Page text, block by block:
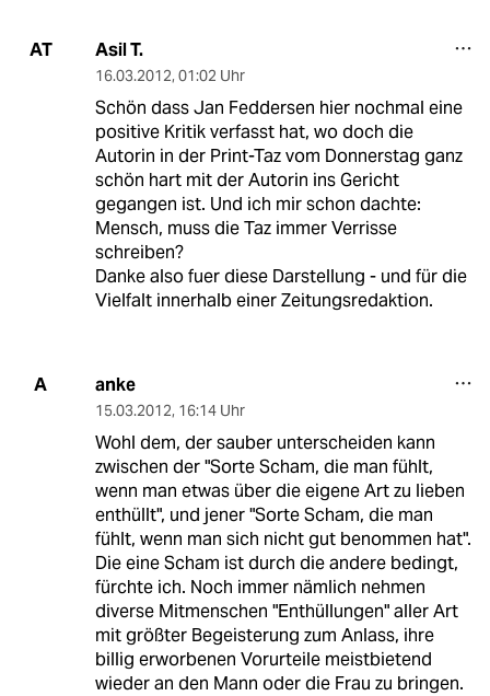
AT Asil T.
16.03.2012, 01:02 Uhr
Schön dass Jan Feddersen hier nochmal eine
positive Kritik verfasst hat, wo doch die
Autorin in der Print-Taz vom Donnerstag ganz
schön hart mit der Autorin ins Gericht
gegangen ist. Und ich mir schon dachte:
Mensch, muss die Taz immer Verrisse
schreiben?
Danke also fuer diese Darstellung - und für die
Vielfalt innerhalb einer Zeitungsredaktion.
A anke
15.03.2012, 16:14 Uhr
Wohl dem, der sauber unterscheiden kann
zwischen der "Sorte Scham, die man fühlt,
wenn man etwas über die eigene Art zu lieben
enthüllt", und jener "Sorte Scham, die man
fühlt, wenn man sich nicht gut benommen hat".
Die eine Scham ist durch die andere bedingt,
fürchte ich. Noch immer nämlich nehmen
diverse Mitmenschen "Enthüllungen" aller Art
mit größter Begeisterung zum Anlass, ihre
billig erworbenen Vorurteile meistbietend
wieder an den Mann oder die Frau zu bringen.